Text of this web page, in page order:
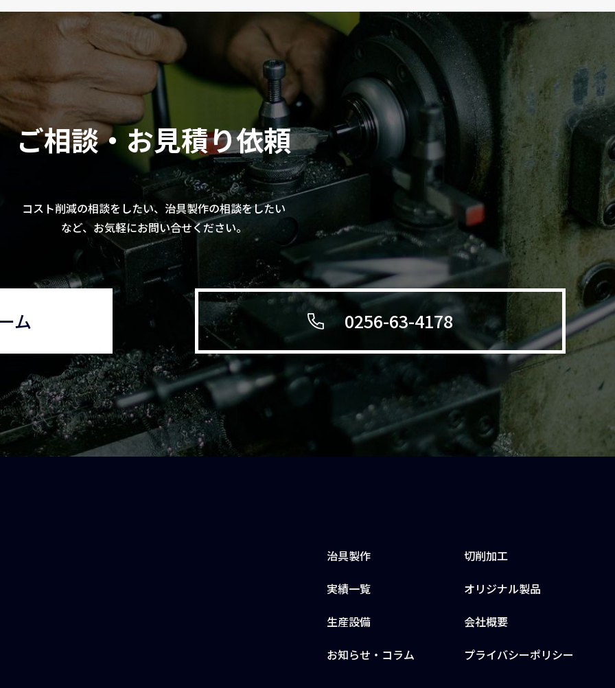
ご相談・お見積り依頼
コスト削減の相談をしたい、 治具製作の相談をしたい
など、お気軽にお問い合せください。
ム 0256-63-4178
治具製作
切削加工
実績一覧
オリジナル製品
生産設備
会社概要
お知らせ・コラム
プライバシーポリシー